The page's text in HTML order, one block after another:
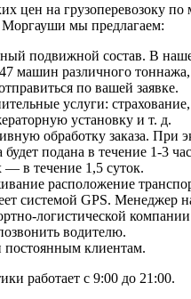
цен на грузоперевозоку по
мы предлагаем:
подвижной состав. В
машин различного
по вашей заявке.
услуги:
установку и т. д.
обработку заказа. При
подана в течение 1-3
— в течение 1,5 суток.
расположение
системой GPS. Менеджер
логистической
водителю.
клиентам.
работает с 9:00 до 21:00.